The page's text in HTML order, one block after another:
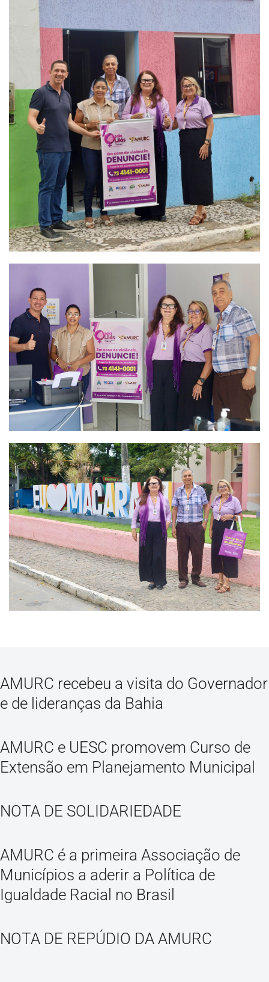
AMURC recebeu a visita do Governador
e de lideranças da Bahia
AMURC e UESC promovem Curso de
Extensão em Planejamento Municipal
NOTA DE SOLIDARIEDADE
AMURC é a primeira Associação de
Municípios a aderir a Política de
Igualdade Racial no Brasil
NOTA DE REPÚDIO DA AMURC